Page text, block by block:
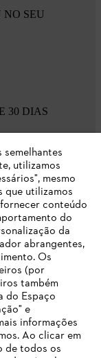
SEU
30 DIAS
utilizamos
mesmo
que utilizamos
conteúdo
do
da
abrangentes,
Os
(por
também
do Espaço
e
informações
Ao clicar em
de todos os